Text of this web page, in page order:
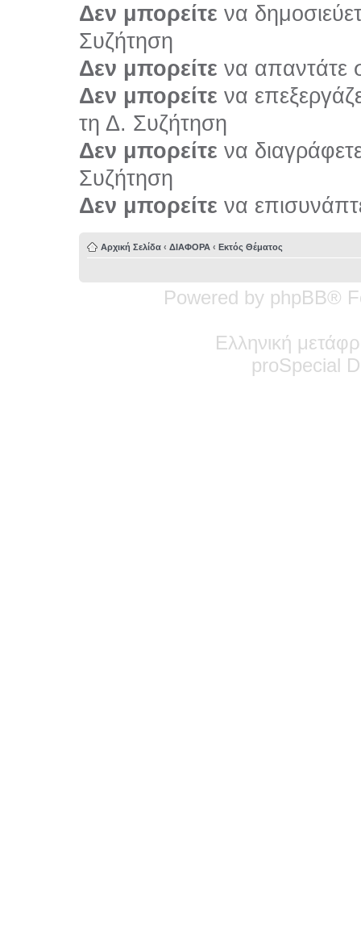
Δεν μπορείτε να
Συζήτηση
Δεν μπορείτε να απαντάτε
Δεν μπορείτε να
τη Δ. Συζήτηση
Δεν μπορείτε να
Συζήτηση
Δεν μπορείτε να
Αρχική Σελίδα ‹ ΔΙΑΦΟΡΑ ‹ Εκτός Θέματος
Powered by phpBB®
Ελληνική
proSpecial